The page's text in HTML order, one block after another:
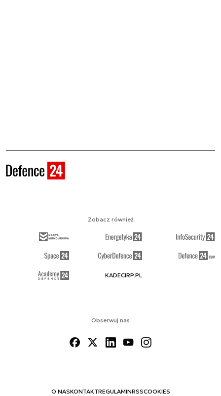
Obserwuj nas
O NASKONTAKTREGULAMINRSSCOOKIES
Zobacz również
KADECIRP.PL